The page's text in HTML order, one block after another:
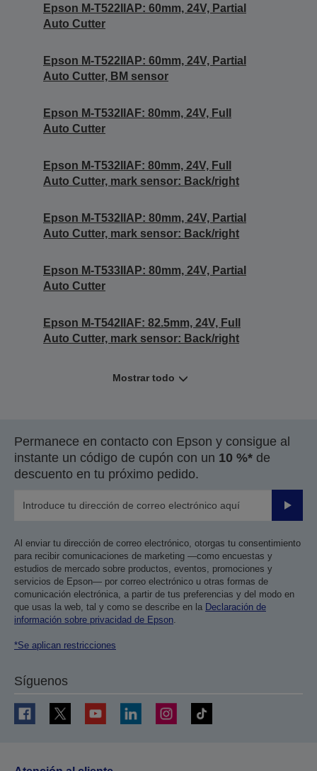
Epson M-T522IIAP: 60mm, 24V, Partial
Auto Cutter
Epson M-T522IIAP: 60mm, 24V, Partial
Auto Cutter, BM sensor
Epson M-T532IIAF: 80mm, 24V, Full
Auto Cutter
Epson M-T532IIAF: 80mm, 24V, Full
Auto Cutter, mark sensor: Back/right
Epson M-T532IIAP: 80mm, 24V, Partial
Auto Cutter, mark sensor: Back/right
Epson M-T533IIAP: 80mm, 24V, Partial
Auto Cutter
Epson M-T542IIAF: 82.5mm, 24V, Full
Auto Cutter, mark sensor: Back/right
Mostrar todo
Permanece en contacto con Epson y consigue al
instante un código de cupón con un 10 %* de
descuento en tu próximo pedido.
Enviar
Al enviar tu dirección de correo electrónico, otorgas tu consentimiento
para recibir comunicaciones de marketing —como encuestas y
estudios de mercado sobre productos, eventos, promociones y
servicios de Epson— por correo electrónico u otras formas de
comunicación electrónica, a partir de tus preferencias y del modo en
que usas la web, tal y como se describe en la Declaración de
información sobre privacidad de Epson.
*Se aplican restricciones
Síguenos